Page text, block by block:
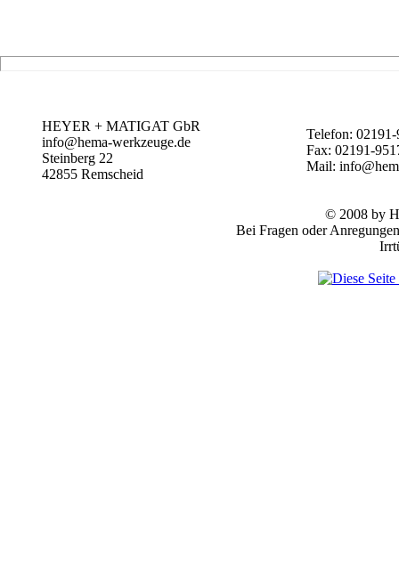
HEYER + MATIGAT GbR
info@hema-werkzeuge.de
Steinberg 22
42855 Remscheid
Telefon:
Fax: 02191-
Mail:
© 2008 by
Bei Fragen oder